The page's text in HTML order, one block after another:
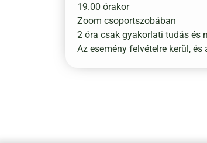
19.00 órakor
Zoom csoportszobában
2 óra csak gyakorlati tudás és
Az esemény felvételre kerül,